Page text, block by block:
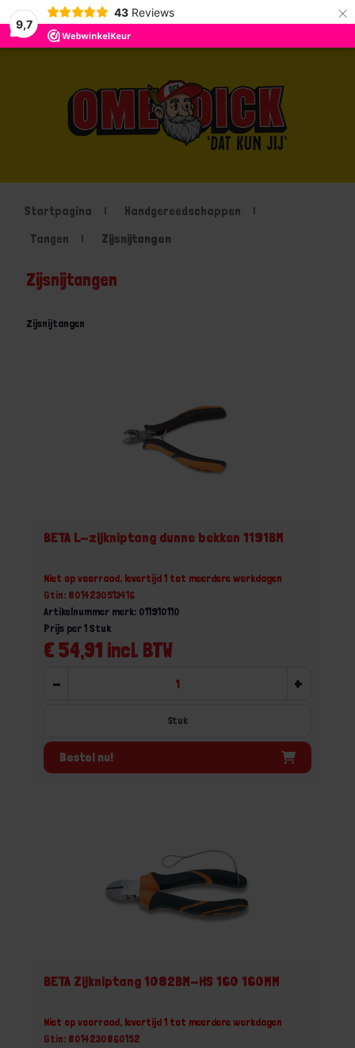
9,7
43 Reviews ×
Startpagina
Handgereedschappen
Tangen
Zijsnijtangen
Zijsnijtangen
Zijsnijtangen
BETA L-zijkniptang dunne bekken 1191BM
Niet op voorraad, levertijd 1 tot meerdere werkdagen
Gtin: 8014230513416
Artikelnummer merk: 011910110
€ 54,91 incl. BTW
Prijs per 1 Stuk
- +
Stuk
Bestel nu!
BETA Zijkniptang 1082BM-HS 160 160MM
Niet op voorraad, levertijd 1 tot meerdere werkdagen
Gtin: 8014230860152